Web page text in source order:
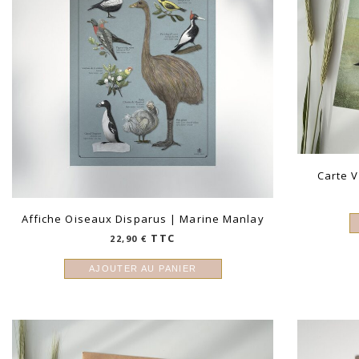
Affiche Oiseaux Disparus | Marine Manlay
22,90€ TTC
AJOUTER AU PANIER
Carte